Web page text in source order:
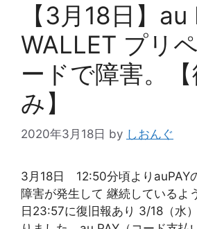
【3月18日】au
WALLET プリ
ードで障害。
み】
2020年3月18日 by しおんぐ
3月18日 12:50分頃よりauPAY
障害が発生して 継続している
日23:57に復旧報あり 3/18（水